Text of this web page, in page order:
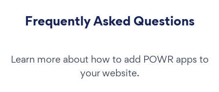
Frequently Asked Questions
Learn more about how to add POWR apps to
your website.